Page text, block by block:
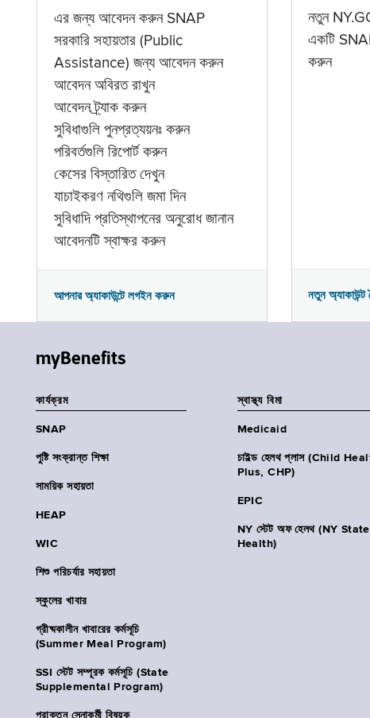
এর জন্য আবেদন করুন SNAP
সরকারি সহায়তার (Public
Assistance) জন্য আবেদন করুন
আবেদন অবিরত রাখুন
আবেদন ট্র্যাক করুন
সুবিধাগুলি পুনপ্রত্যয়নঃ করুন
পরিবর্তগুলি রিপোর্ট করুন
কেসের বিস্তারিত দেখুন
যাচাইকরণ নথিগুলি জমা দিন
সুবিধাদি প্রতিস্থাপনের অনুরোধ জানান
আবেদনটি স্বাক্ষর করুন
আপনার অ্যাকাউন্টে লগইন করুন
নতুন
একটি
করুন
নতুন
myBenefits
কার্যক্রম
SNAP
পুষ্টি সংক্রান্ত শিক্ষা
সাময়িক সহায়তা
HEAP
WIC
শিশু পরিচর্যার সহায়তা
স্কুলের খাবার
গ্রীষ্মকালীন খাবারের কর্মসূচি
(Summer Meal Program)
SSI স্টেট সম্পূরক কর্মসূচি (State
Supplemental Program)
প্রাক্তন সেনাকর্মী বিষয়ক
স্বাস্থ্য বিমা
Medicaid
চাইল্ড হেলথ প্লাস (Child
Plus, CHP)
EPIC
NY স্টেট অফ হেলথ (NY
Health)